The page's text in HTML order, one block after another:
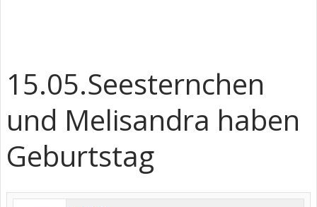
15.05.Seesternchen
und Melisandra haben
Geburtstag